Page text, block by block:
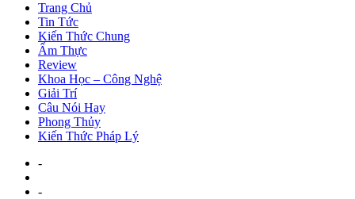
Trang Chủ
Tin Tức
Kiến Thức Chung
Ẩm Thực
Review
Khoa Học – Công Nghệ
Giải Trí
Câu Nói Hay
Phong Thủy
Kiến Thức Pháp Lý
-
-